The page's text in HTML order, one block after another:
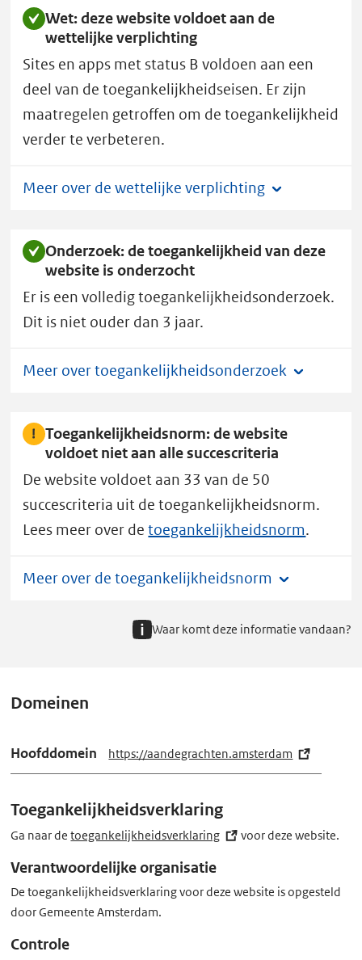
heeft
B.
Wet: deze website voldoet aan de
wettelijke verplichting
Sites en apps met status B voldoen aan een
deel van de toegankelijkheidseisen. Er zijn
maatregelen getroffen om de toegankelijkheid
verder te verbeteren.
Meer over de wettelijke verplichting
Onderzoek: de toegankelijkheid van deze
website is onderzocht
Er is een volledig toegankelijkheidsonderzoek.
Dit is niet ouder dan 3 jaar.
Meer over toegankelijkheidsonderzoek
Toegankelijkheidsnorm: de website
voldoet niet aan alle succescriteria
De website voldoet aan 33 van de 50
succescriteria uit de toegankelijkheidsnorm.
Lees meer over detoegankelijkheidsnorm.
Meer over de toegankelijkheidsnorm
Waar komt deze informatie vandaan?
Domeinen
Hoofddomein https://aandegrachten.amsterdam (e
x
r
l
Toegankelijkheidsverklaring
Ga naar detoegankelijkheidsverklaring (externe
voor deze website.
Verantwoordelijke organisatie
De toegankelijkheidsverklaring voor deze website is opgesteld
door Gemeente Amsterdam.
Controle